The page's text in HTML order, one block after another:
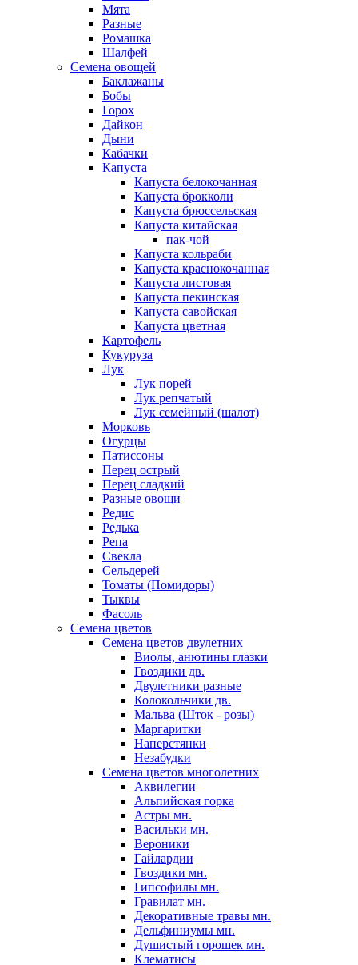
Мята
Разные
Ромашка
Шалфей
Семена овощей
Баклажаны
Бобы
Горох
Дайкон
Дыни
Кабачки
Капуста
Капуста белокочанная
Капуста брокколи
Капуста брюссельская
Капуста китайская
пак-чой
Капуста кольраби
Капуста краснокочанная
Капуста листовая
Капуста пекинская
Капуста савойская
Капуста цветная
Картофель
Кукуруза
Лук
Лук порей
Лук репчатый
Лук семейный (шалот)
Морковь
Огурцы
Патиссоны
Перец острый
Перец сладкий
Разные овощи
Редис
Редька
Репа
Свекла
Сельдерей
Томаты (Помидоры)
Тыквы
Фасоль
Семена цветов
Семена цветов двулетних
Виолы, анютины глазки
Гвоздики дв.
Двулетники разные
Колокольчики дв.
Мальва (Шток - розы)
Маргаритки
Наперстянки
Незабудки
Семена цветов многолетних
Аквилегии
Альпийская горка
Астры мн.
Васильки мн.
Вероники
Гайлардии
Гвоздики мн.
Гипсофилы мн.
Гравилат мн.
Декоративные травы мн.
Дельфиниумы мн.
Душистый горошек мн.
Клематисы